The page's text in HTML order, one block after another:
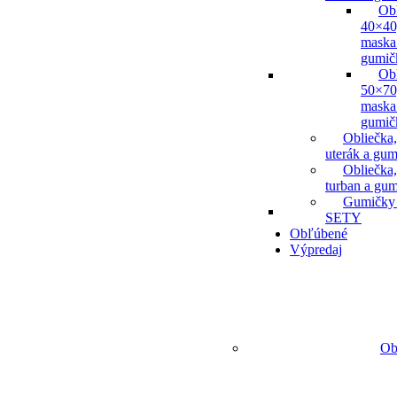
Obliečka,
uterák a
Obliečka,
turban a
SETY
Obľúbené
Výpredaj